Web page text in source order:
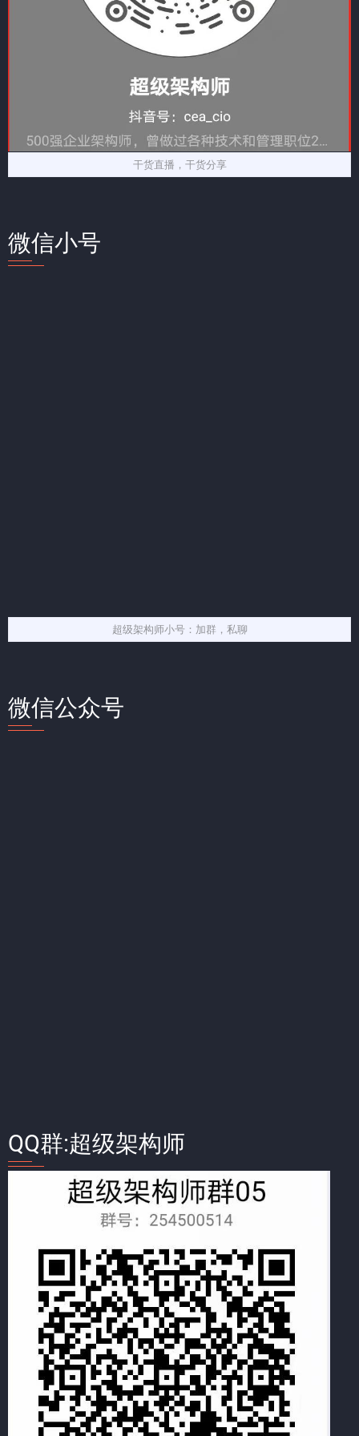
干货直播，干货分享
微信小号
超级架构师小号：加群，私聊
微信公众号
QQ群:超级架构师